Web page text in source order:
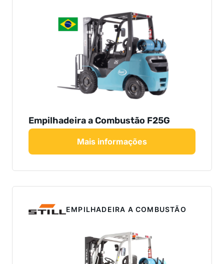
Empilhadeira a Combustão F25G
Mais informações
EMPILHADEIRA A COMBUSTÃO